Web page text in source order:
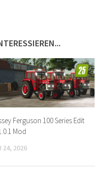
Ferguson 100 Series Edit
Mod
24, 2026